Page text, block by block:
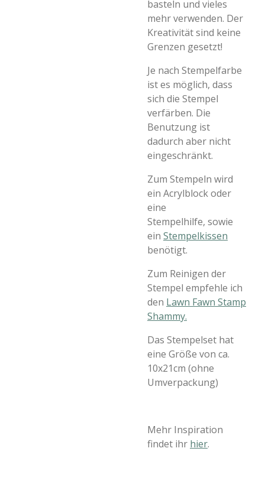
basteln und vieles
mehr verwenden. Der
Kreativität sind keine
Grenzen gesetzt!
Je nach Stempelfarbe
ist es möglich, dass
sich die Stempel
verfärben. Die
Benutzung ist
dadurch aber nicht
eingeschränkt.
Zum Stempeln wird
ein Acrylblock oder
eine
Stempelhilfe, sowie
ein Stempelkissen
benötigt.
Zum Reinigen der
Stempel empfehle ich
den Lawn Fawn Stamp
Shammy.
Das Stempelset hat
eine Größe von ca.
10x21cm (ohne
Umverpackung)
Mehr Inspiration
findet ihr hier.